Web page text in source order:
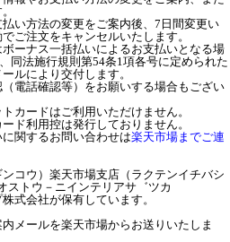
い方法の変更をご案内後、7日間変更い
ご注文をキャンセルいたします。
ーナス一括払いによるお支払いとなる場
同法施行規則第54条1項各号に定められた
ルにより交付します。
電話確認等）をお願いする場合もござい
カードはご利用いただけません。
ド利用控は発行しておりません。
関するお問い合わせは楽天市場までご連
コウ）楽天市場支店（ラクテンイチバシ
ストウ－ニインテリアサ゛ツカ
式会社が保有しています。
メールを楽天市場からお送りいたしま